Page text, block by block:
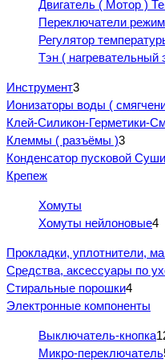
Двигатель ( Мотор )
Переключатели
Регулятор
Тэн ( нагревательный
Инструмент3
Ионизаторы воды (
Клей-Силикон-Герметики-
Клеммы ( разъёмы )3
Конденсатор пусковой
Крепеж
Хомуты
Хомуты нейлоновые4
Прокладки, уплотнители,
Средства, аксессуары по
Стиральные порошки4
Электронные компоненты
Выключатель-кнопка
Микро-переключатель